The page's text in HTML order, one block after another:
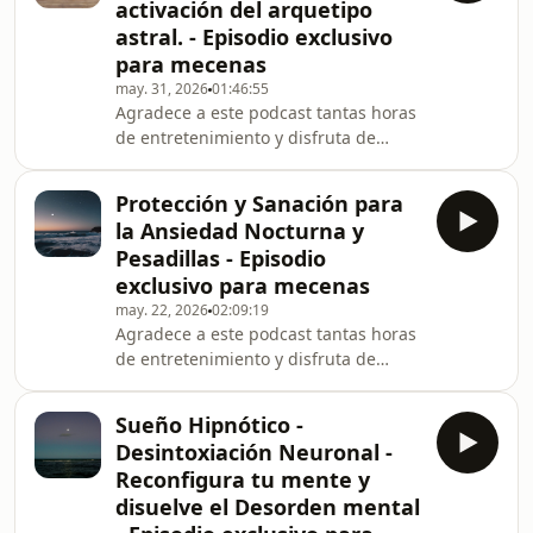
acompaño paso a paso para que
puedas soltar las tensiones, calmar la
mente y entrar en un sueño profundo
y reparador de forma natural. No
necesitas hacer ningún esfuerzo, ni
siquiera concentrarte
activación del arquetipo
astral. - Episodio exclusivo
para mecenas
may. 31, 202601:46:55
Agradece a este podcast tantas horas
de entretenimiento y disfruta de
una sabiduría profunda dentro de ti
esperando ser revelada? ✨ En esta
sesión de hipnosis y meditación
guiada, nos sumergiremos en las
capas más profundas de tu
subconsciente para recordar y activar
esas habilidades ancestrales que tu
alma ya conoce. No se trata
Protección y Sanación para
la Ansiedad Nocturna y
Pesadillas - Episodio
exclusivo para mecenas
may. 22, 202602:09:19
Agradece a este podcast tantas horas
de entretenimiento y disfruta de
bienvenida a esta meditación.
Muchas personas, a la hora de
dormir, sienten ansiedad y angustia
puesto que suelen tener pesadillas.
Sueño Hipnótico -
Desintoxiación Neuronal -
Reconfigura tu mente y
disuelve el Desorden mental